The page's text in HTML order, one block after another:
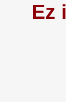
Ez